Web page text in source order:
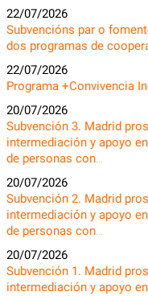
22/07/2026
Subvencións par o
dos programas de
22/07/2026
Programa +Convivencia
20/07/2026
Subvención 3. Madrid
intermediación y apoyo
de personas con…
20/07/2026
Subvención 2. Madrid
intermediación y apoyo
de personas con…
20/07/2026
Subvención 1. Madrid
intermediación y apoyo